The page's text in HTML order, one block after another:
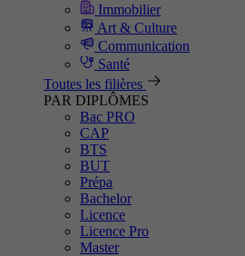
Immobilier
Art & Culture
Communication
Santé
Toutes les filières
PAR DIPLÔMES
Bac PRO
CAP
BTS
BUT
Prépa
Bachelor
Licence
Licence Pro
Master